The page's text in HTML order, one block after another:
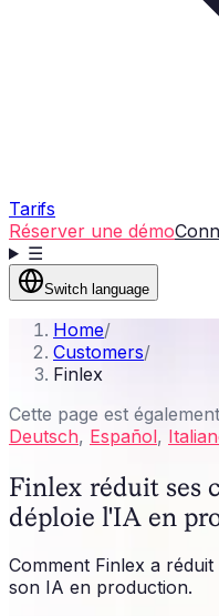
Tarifs
Réserver une démo
☰
Switch language
Home/
Customers/
Finlex
Cette page est
Deutsch, Español,
Finlex réduit ses
déploie l'IA en
Comment Finlex a
son IA en production.